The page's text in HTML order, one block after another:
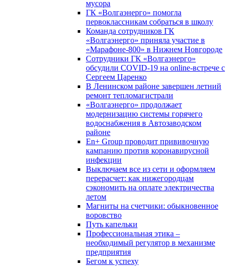
мусора
ГК «Волгаэнерго» помогла
первоклассникам собраться в школу
Команда сотрудников ГК
«Волгаэнерго» приняла участие в
«Марафоне-800» в Нижнем Новгороде
Сотрудники ГК «Волгаэнерго»
обсудили COVID-19 на online-встрече с
Сергеем Царенко
В Ленинском районе завершен летний
ремонт тепломагистрали
«Волгаэнерго» продолжает
модернизацию системы горячего
водоснабжения в Автозаводском
районе
En+ Group проводит прививочную
кампанию против коронавирусной
инфекции
Выключаем все из сети и оформляем
перерасчет: как нижегородцам
сэкономить на оплате электричества
летом
Магниты на счетчики: обыкновенное
воровство
Путь капельки
Профессиональная этика –
необходимый регулятор в механизме
предприятия
Бегом к успеху